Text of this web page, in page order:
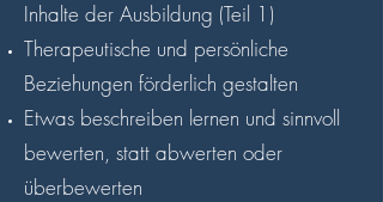
Inhalte der Ausbildung (Teil 1)
Therapeutische und persönliche
Beziehungen förderlich gestalten
Etwas beschreiben lernen und sinnvoll
bewerten, statt abwerten oder
überbewerten